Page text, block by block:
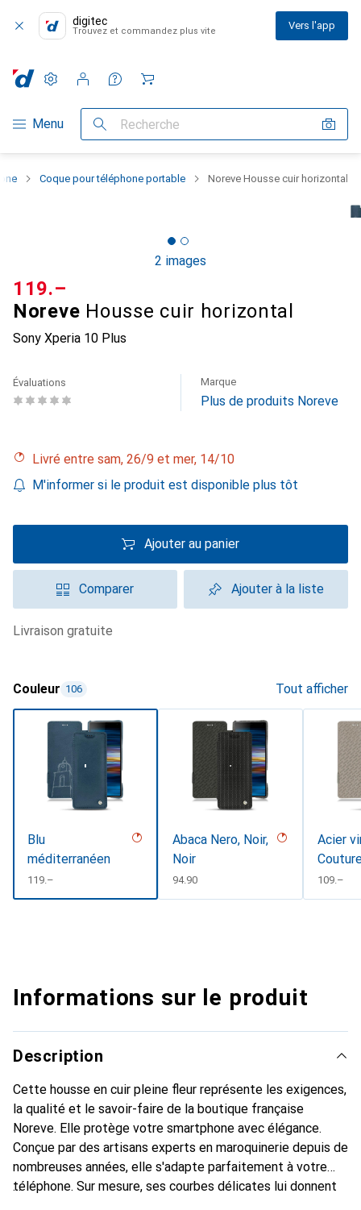
digitec
Trouvez et commandez plus vite Vers l'app
Navigation par catégorie
Menu Recherche
Paramètres
Compte client
Listes de comparaison
Listes d'envies
Panier
Coque pour téléphone portable Noreve Housse cuir horizontal
2 images
Noreve Housse cuir horizontal
Sony Xperia 10 Plus
CHF
119.–
Évaluations Marque
Plus de produits Noreve
Livré entre sam, 26/9 et mer, 14/10
M'informer si le produit est disponible plus tôt
Ajouter au panier
Comparer Ajouter à la liste
livraison gratuite
Couleur 106 Tout afficher
Blu
méditerranéen
CHF
119.–
Abaca Nero, Noir,
Noir
CHF
94.90
Acier
CHF
109.–
Informations sur le produit
Description
Cette housse en cuir pleine fleur représente les exigences,
la qualité et le savoir-faire de la boutique française
Noreve. Elle protège votre smartphone avec élégance.
Conçue par des artisans experts en maroquinerie depuis de
nombreuses années, elle s'adapte parfaitement à votre
téléphone. Sur mesure, ses courbes délicates lui donnent